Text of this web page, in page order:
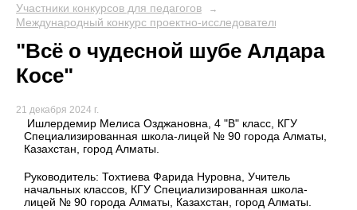
Участники конкурсов для педагогов →
Международный конкурс проектно-исследовательских работ
"Всё о чудесной шубе Алдара
Косе"
21 декабря 2024 г.
Ишлердемир Мелиса Озджановна, 4 "В" класс, КГУ
Специализированная школа-лицей № 90 города Алматы,
Казахстан, город Алматы.
Руководитель: Тохтиева Фарида Нуровна, Учитель
начальных классов, КГУ Специализированная школа-
лицей № 90 города Алматы, Казахстан, город Алматы.